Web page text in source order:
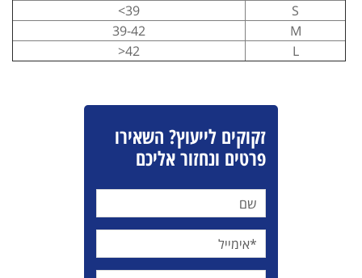
S
39>
M
39-42
L
42<
זקוקים לייעוץ? השאירו
פרטים ונחזור אליכם